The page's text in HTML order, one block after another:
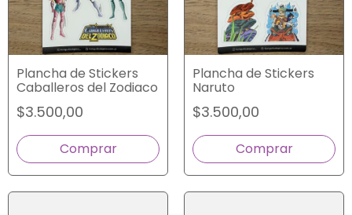
Plancha de Stickers
Caballeros del Zodiaco
$3.500,00
Plancha de Stickers
Naruto
$3.500,00